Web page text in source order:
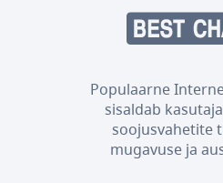
Populaarne
sisaldab
soojusvahetite
mugavuse ja